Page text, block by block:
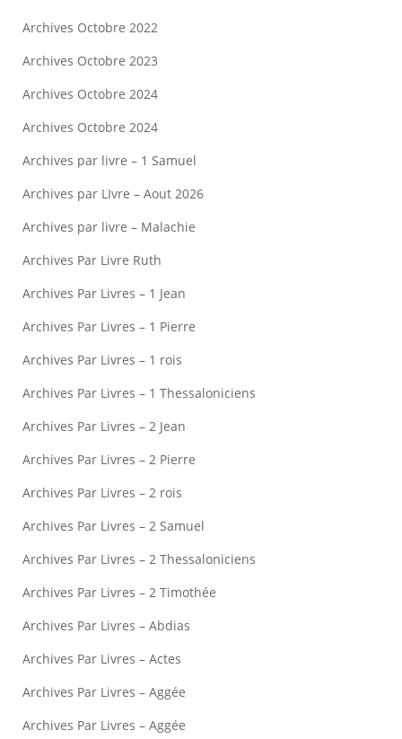
Archives Octobre 2022
Archives Octobre 2023
Archives Octobre 2024
Archives Octobre 2024
Archives par livre – 1 Samuel
Archives par LIvre – Aout 2026
Archives par livre – Malachie
Archives Par Livre Ruth
Archives Par Livres – 1 Jean
Archives Par Livres – 1 Pierre
Archives Par Livres – 1 rois
Archives Par Livres – 1 Thessaloniciens
Archives Par Livres – 2 Jean
Archives Par Livres – 2 Pierre
Archives Par Livres – 2 rois
Archives Par Livres – 2 Samuel
Archives Par Livres – 2 Thessaloniciens
Archives Par Livres – 2 Timothée
Archives Par Livres – Abdias
Archives Par Livres – Actes
Archives Par Livres – Aggée
Archives Par Livres – Aggée